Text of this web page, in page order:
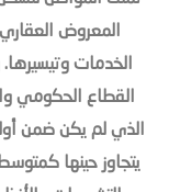
المعروض
الخدمات وتيسيرها.
القطاع الحكومي